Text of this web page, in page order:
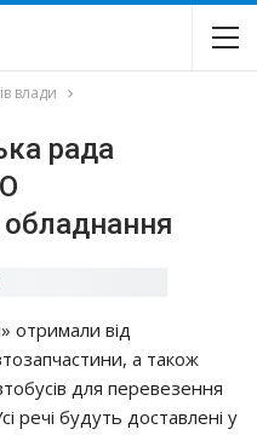
влади
рада
отримали від
а також
для перевезення
речі будуть доставлені у